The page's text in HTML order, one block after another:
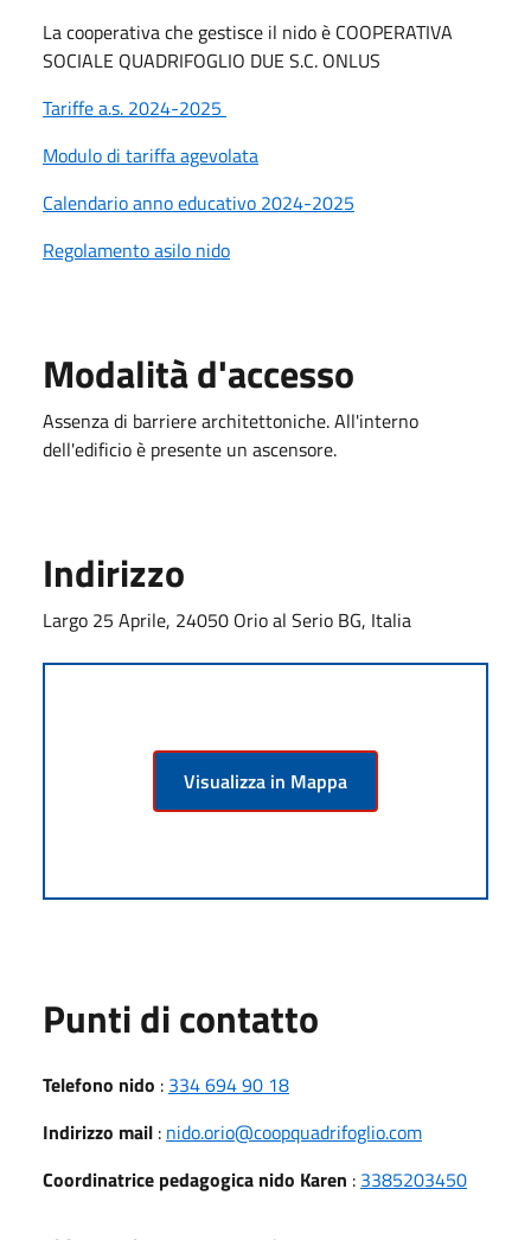
La cooperativa che gestisce il nido è COOPERATIVA
SOCIALE QUADRIFOGLIO DUE S.C. ONLUS
Tariffe a.s. 2024-2025
Modulo di tariffa agevolata
Calendario anno educativo 2024-2025
Regolamento asilo nido
Modalità d'accesso
Assenza di barriere architettoniche. All'interno
dell'edificio è presente un ascensore.
Indirizzo
Largo 25 Aprile, 24050 Orio al Serio BG, Italia
Visualizza in Mappa
Punti di contatto
Telefono nido : 334 694 90 18
Indirizzo mail : nido.orio@coopquadrifoglio.com
Coordinatrice pedagogica nido Karen : 3385203450